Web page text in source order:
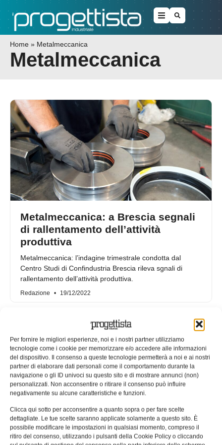
Per fornire le migliori esperienze, noi e i nostri partner utilizziamo
tecnologie come i cookie per memorizzare e/o accedere alle informazioni
del dispositivo. Il consenso a queste tecnologie permetterà a noi e ai nostri
partner di elaborare dati personali come il comportamento durante la
navigazione o gli ID univoci su questo sito e di mostrare annunci (non)
personalizzati. Non acconsentire o ritirare il consenso può influire
negativamente su alcune caratteristiche e funzioni.
Clicca qui sotto per acconsentire a quanto sopra o per fare scelte
dettagliate. Le tue scelte saranno applicate solamente a questo sito. È
possibile modificare le impostazioni in qualsiasi momento, compreso il
ritiro del consenso, utilizzando i pulsanti della Cookie Policy o cliccando
Home » Metalmeccanica
Metalmeccanica
Metalmeccanica: a Brescia segnali
di rallentamento dell’attività
produttiva
Metalmeccanica: l’indagine trimestrale condotta dal
Centro Studi di Confindustria Brescia rileva sgnali di
rallentamento dell’attività produttiva.
Redazione 19/12/2022
Metalmeccanica: a Brescia nel 2°